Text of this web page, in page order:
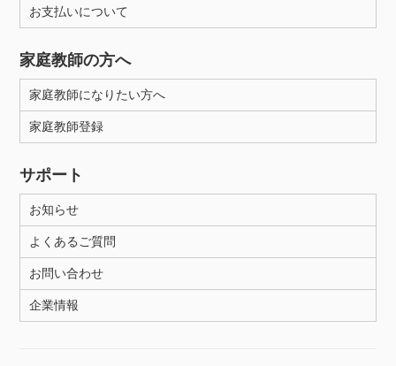
性別
お支払いについて
家庭教師の方へ
家庭教師になりたい方へ
家庭教師登録
サポート
お知らせ
よくあるご質問
お問い合わせ
企業情報